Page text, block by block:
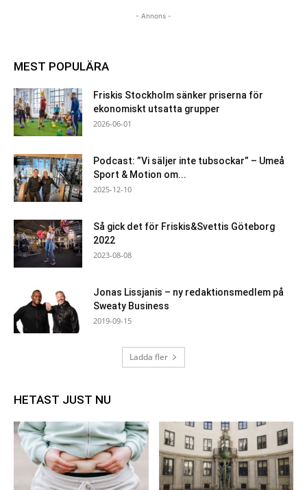
- Annons -
MEST POPULÄRA
Friskis Stockholm sänker priserna för
ekonomiskt utsatta grupper
2026-06-01
Podcast: ”Vi säljer inte tubsockar” – Umeå
Sport & Motion om...
2025-12-10
Så gick det för Friskis&Svettis Göteborg
2022
2023-08-08
Jonas Lissjanis – ny redaktionsmedlem på
Sweaty Business
2019-09-15
Ladda fler
HETAST JUST NU